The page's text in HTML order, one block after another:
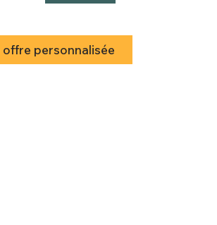
offre personnalisée